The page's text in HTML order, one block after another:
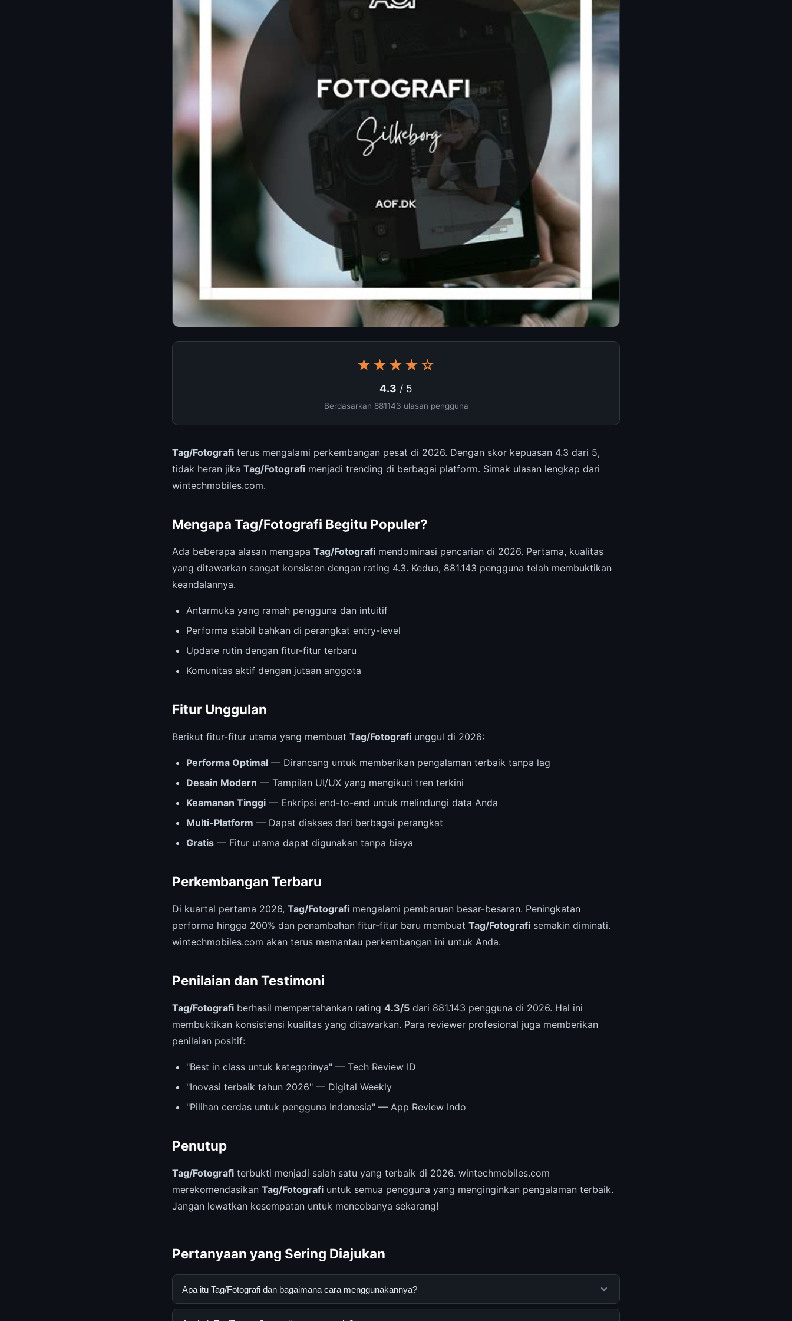
★★★★☆
4.3 / 5
Berdasarkan 881143 ulasan pengguna
Tag/Fotografi terus mengalami perkembangan pesat di 2026. Dengan skor kepuasan 4.3 dari 5,
tidak heran jika Tag/Fotografi menjadi trending di berbagai platform. Simak ulasan lengkap dari
wintechmobiles.com.
Mengapa Tag/Fotografi Begitu Populer?
Ada beberapa alasan mengapa Tag/Fotografi mendominasi pencarian di 2026. Pertama, kualitas
yang ditawarkan sangat konsisten dengan rating 4.3. Kedua, 881.143 pengguna telah membuktikan
keandalannya.
Antarmuka yang ramah pengguna dan intuitif
Performa stabil bahkan di perangkat entry-level
Update rutin dengan fitur-fitur terbaru
Komunitas aktif dengan jutaan anggota
Fitur Unggulan
Berikut fitur-fitur utama yang membuat Tag/Fotografi unggul di 2026:
Performa Optimal — Dirancang untuk memberikan pengalaman terbaik tanpa lag
Desain Modern — Tampilan UI/UX yang mengikuti tren terkini
Keamanan Tinggi — Enkripsi end-to-end untuk melindungi data Anda
Multi-Platform — Dapat diakses dari berbagai perangkat
Gratis — Fitur utama dapat digunakan tanpa biaya
Perkembangan Terbaru
Di kuartal pertama 2026, Tag/Fotografi mengalami pembaruan besar-besaran. Peningkatan
performa hingga 200% dan penambahan fitur-fitur baru membuat Tag/Fotografi semakin diminati.
wintechmobiles.com akan terus memantau perkembangan ini untuk Anda.
Penilaian dan Testimoni
Tag/Fotografi berhasil mempertahankan rating 4.3/5 dari 881.143 pengguna di 2026. Hal ini
membuktikan konsistensi kualitas yang ditawarkan. Para reviewer profesional juga memberikan
penilaian positif:
"Best in class untuk kategorinya" — Tech Review ID
"Inovasi terbaik tahun 2026" — Digital Weekly
"Pilihan cerdas untuk pengguna Indonesia" — App Review Indo
Penutup
Tag/Fotografi terbukti menjadi salah satu yang terbaik di 2026. wintechmobiles.com
merekomendasikan Tag/Fotografi untuk semua pengguna yang menginginkan pengalaman terbaik.
Jangan lewatkan kesempatan untuk mencobanya sekarang!
Pertanyaan yang Sering Diajukan
Apa itu Tag/Fotografi dan bagaimana cara menggunakannya?
Tag/Fotografi adalah layanan digital yang dirancang untuk membantu pengguna mendapatkan informasi